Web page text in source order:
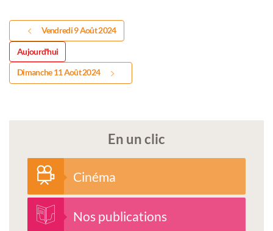
Vendredi 9 Août 2024
Aujourd'hui
Dimanche 11 Août 2024
En un clic
Cinéma
Nos publications